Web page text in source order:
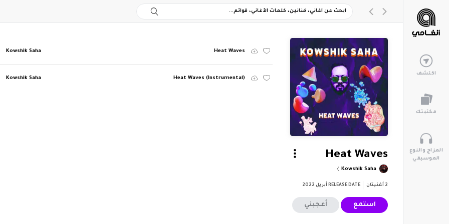
اكتشف
مكتبتك
المزاج والنوع
الموسيقي
Heat Waves
Kowshik Saha
2 أغنيتان RELEASE DATE أبريل 2022
استمع أعجبني
Heat Waves
Kowshik Saha
Heat Waves (Instrumental)
Kowshik Saha